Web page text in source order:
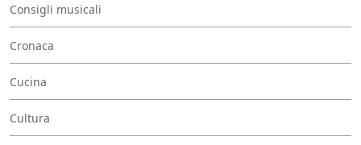
Consigli musicali
Cronaca
Cucina
Cultura